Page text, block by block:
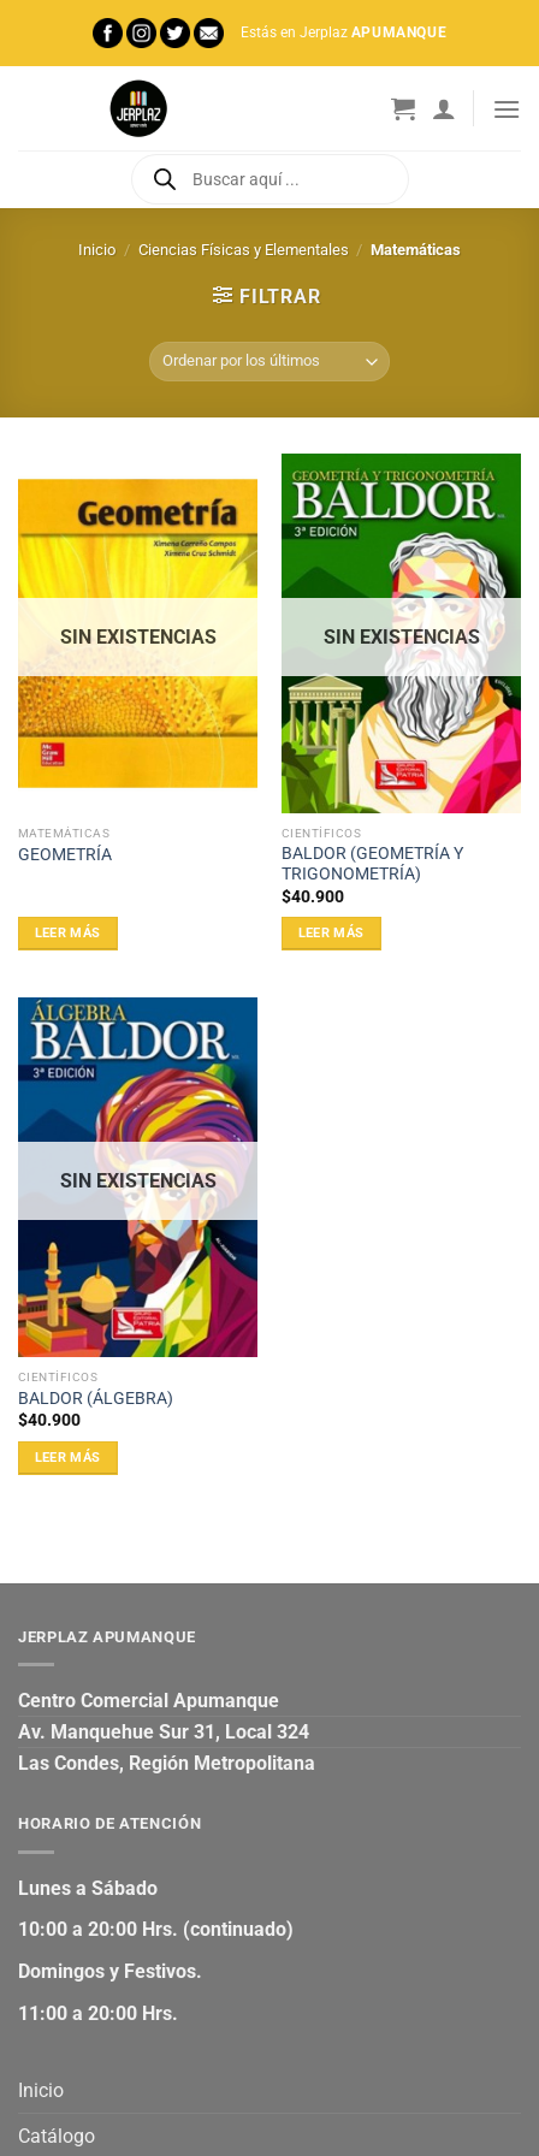
contenido
Estás en Jerplaz APUMANQUE
productos
Inicio / Ciencias Físicas y Elementales / Matemáticas
FILTRAR
SIN EXISTENCIAS
MATEMÁTICAS
GEOMETRÍA
LEER MÁS
SIN EXISTENCIAS
CIENTÍFICOS
BALDOR (GEOMETRÍA Y
TRIGONOMETRÍA)
$40.900
LEER MÁS
SIN EXISTENCIAS
CIENTÍFICOS
BALDOR (ÁLGEBRA)
$40.900
LEER MÁS
JERPLAZ APUMANQUE
Centro Comercial Apumanque
Av. Manquehue Sur 31, Local 324
Las Condes, Región Metropolitana
HORARIO DE ATENCIÓN
Lunes a Sábado
10:00 a 20:00 Hrs. (continuado)
Domingos y Festivos.
11:00 a 20:00 Hrs.
Inicio
Catálogo